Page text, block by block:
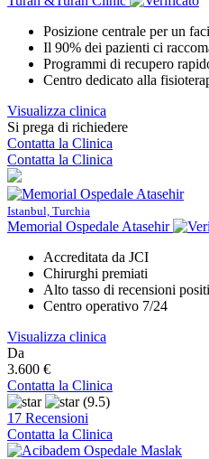
Posizione centrale per un
Il 90% dei pazienti ci
Programmi di recupero
Centro dedicato alla
Visualizza clinica
Si prega di richiedere
Contatta la Clinica
Contatta la Clinica
Istanbul, Turchia
Memorial Ospedale Atasehir
Accreditata da JCI
Chirurghi premiati
Alto tasso di recensioni
Centro operativo 7/24
Visualizza clinica
Da
3.600 €
Contatta la Clinica
(9.5)
17 Recensioni
Contatta la Clinica